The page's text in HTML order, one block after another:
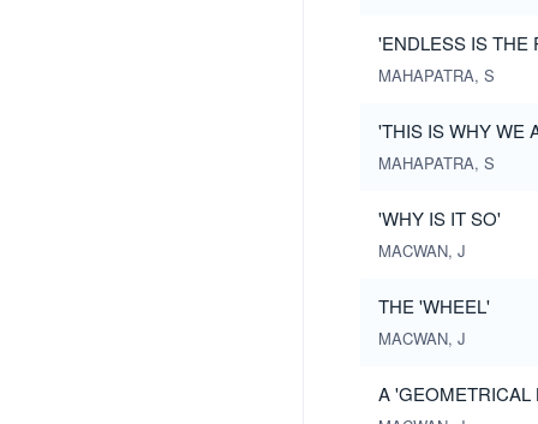
'ENDLESS IS THE
MAHAPATRA, S
'THIS IS WHY WE
MAHAPATRA, S
'WHY IS IT SO'
MACWAN, J
THE 'WHEEL'
MACWAN, J
A 'GEOMETRICAL